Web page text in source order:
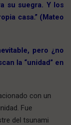
su suegra. Y los
casa.” (Mateo
pero ¿no
la “unidad” en
con un
Fue
del tsunami